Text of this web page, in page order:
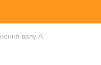
валу A